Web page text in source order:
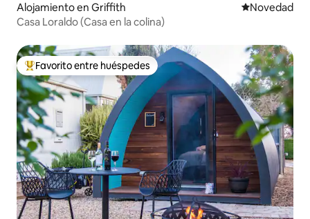
Alojamiento en Griffith Lugar para
Novedad
Casa Loraldo (Casa en la colina)
Favorito entre huéspedes preferido
Favorito entre huéspedes